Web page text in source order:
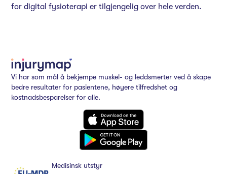
for digital fysioterapi er tilgjengelig over hele verden.
Vi har som mål å bekjempe muskel- og leddsmerter ved å skape
bedre resultater for pasientene, høyere tilfredshet og
kostnadsbesparelser for alle.
Medisinsk utstyr